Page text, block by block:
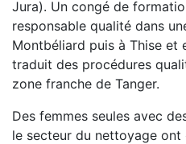
Jura). Un congé de
responsable qualité dans
Montbéliard puis à Thise et
traduit des procédures
zone franche de Tanger.
Des femmes seules avec
le secteur du nettoyage